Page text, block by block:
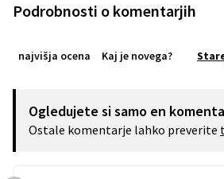
Podrobnosti o komentarjih
najvišja ocena Kaj je novega?
Ogledujete si samo en
Ostale komentarje lahko preverite